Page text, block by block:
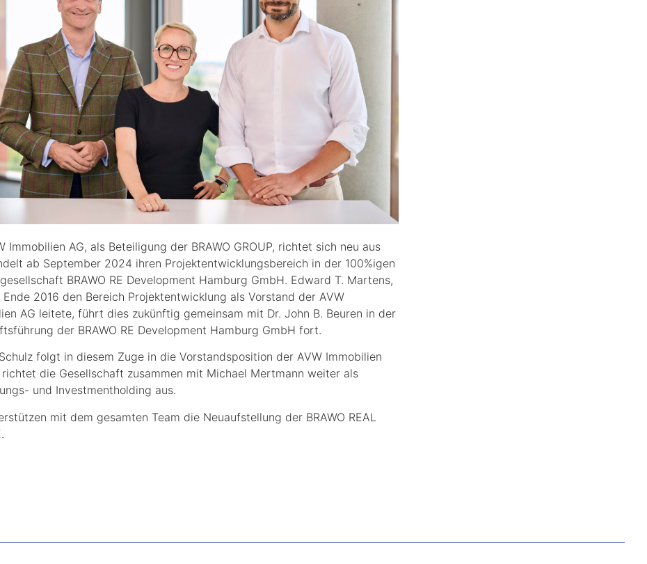
Immobilien AG, als Beteiligung der BRAWO GROUP, richtet sich neu aus
ab September 2024 ihren Projektentwicklungsbereich in der 100%igen
BRAWO RE Development Hamburg GmbH. Edward T. Martens,
2016 den Bereich Projektentwicklung als Vorstand der AVW
AG leitete, führt dies zukünftig gemeinsam mit Dr. John B. Beuren in der
der BRAWO RE Development Hamburg GmbH fort.
folgt in diesem Zuge in die Vorstandsposition der AVW Immobilien
richtet die Gesellschaft zusammen mit Michael Mertmann weiter als
und Investmentholding aus.
mit dem gesamten Team die Neuaufstellung der BRAWO REAL